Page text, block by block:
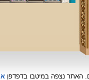
האתר נצפהבמיטבו בדפדפן